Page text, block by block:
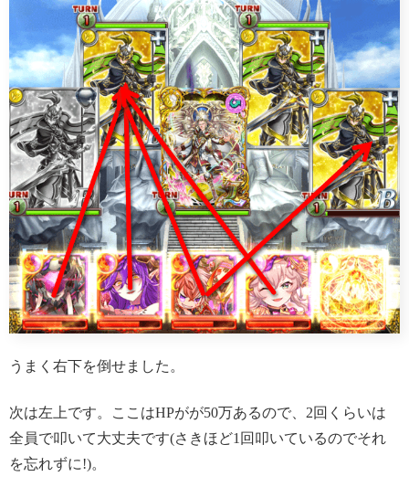
うまく右下を倒せました。
次は左上です。ここはHPがが50万あるので、2回くらいは
全員で叩いて大丈夫です(さきほど1回叩いているのでそれ
を忘れずに!)。